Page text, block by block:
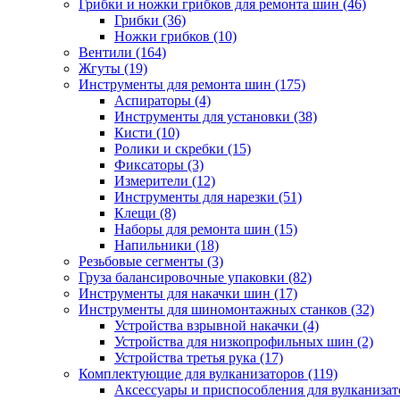
Грибки и ножки грибков для ремонта шин (46)
Грибки (36)
Ножки грибков (10)
Вентили (164)
Жгуты (19)
Инструменты для ремонта шин (175)
Аспираторы (4)
Инструменты для установки (38)
Кисти (10)
Ролики и скребки (15)
Фиксаторы (3)
Измерители (12)
Инструменты для нарезки (51)
Клещи (8)
Наборы для ремонта шин (15)
Напильники (18)
Резьбовые сегменты (3)
Груза балансировочные упаковки (82)
Инструменты для накачки шин (17)
Инструменты для шиномонтажных станков (32)
Устройства взрывной накачки (4)
Устройства для низкопрофильных шин (2)
Устройства третья рука (17)
Комплектующие для вулканизаторов (119)
Аксессуары и приспособления для